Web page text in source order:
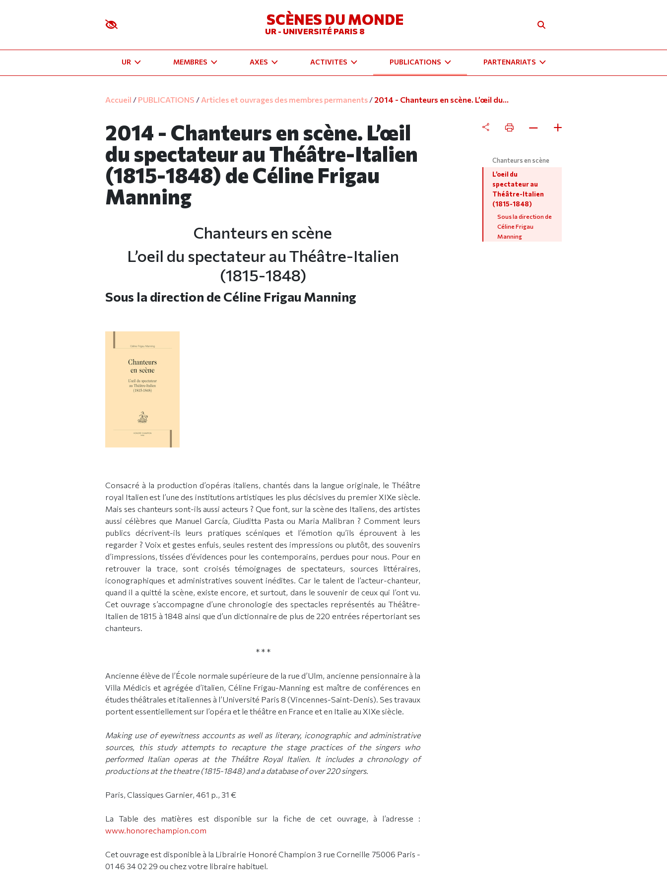
SCÈNES DU MONDE
UR - UNIVERSITÉ PARIS 8
UR MEMBRES AXES ACTIVITES PUBLICATIONS PARTENARIATS
Accueil / PUBLICATIONS / Articles et ouvrages des membres permanents / 2014 - Chanteurs en scène. L’œil du...
2014 - Chanteurs en scène. L’œil
du spectateur au Théâtre-Italien
(1815-1848) de Céline Frigau
Manning
Chanteurs en scène
L’oeil du spectateur au Théâtre-Italien
(1815-1848)
Sous la direction de Céline Frigau Manning
Consacré à la production d’opéras italiens, chantés dans la langue originale, le Théâtre
royal Italien est l’une des institutions artistiques les plus décisives du premier XIXe siècle.
Mais ses chanteurs sont-ils aussi acteurs ? Que font, sur la scène des Italiens, des artistes
aussi célèbres que Manuel García, Giuditta Pasta ou Maria Malibran ? Comment leurs
publics décrivent-ils leurs pratiques scéniques et l’émotion qu’ils éprouvent à les
regarder ? Voix et gestes enfuis, seules restent des impressions ou plutôt, des souvenirs
d’impressions, tissées d’évidences pour les contemporains, perdues pour nous. Pour en
retrouver la trace, sont croisés témoignages de spectateurs, sources littéraires,
iconographiques et administratives souvent inédites. Car le talent de l’acteur-chanteur,
quand il a quitté la scène, existe encore, et surtout, dans le souvenir de ceux qui l’ont vu.
Cet ouvrage s’accompagne d’une chronologie des spectacles représentés au Théâtre-
Italien de 1815 à 1848 ainsi que d’un dictionnaire de plus de 220 entrées répertoriant ses
chanteurs.
* * *
Ancienne élève de l’École normale supérieure de la rue d’Ulm, ancienne pensionnaire à la
Villa Médicis et agrégée d’italien, Céline Frigau-Manning est maître de conférences en
études théâtrales et italiennes à l’Université Paris 8 (Vincennes-Saint-Denis). Ses travaux
portent essentiellement sur l’opéra et le théâtre en France et en Italie au XIXe siècle.
Making use of eyewitness accounts as well as literary, iconographic and administrative
sources, this study attempts to recapture the stage practices of the singers who
performed Italian operas at the Théâtre Royal Italien. It includes a chronology of
productions at the theatre (1815-1848) and a database of over 220 singers.
Paris, Classiques Garnier, 461 p., 31 €
La Table des matières est disponible sur la fiche de cet ouvrage, à l’adresse :
www.honorechampion.com
Cet ouvrage est disponible à la Librairie Honoré Champion 3 rue Corneille 75006 Paris -
01 46 34 02 29 ou chez votre libraire habituel.
Chanteurs en scène
L’oeil du
spectateur au
Théâtre-Italien
(1815-1848)
Sous la direction de
Céline Frigau
Manning